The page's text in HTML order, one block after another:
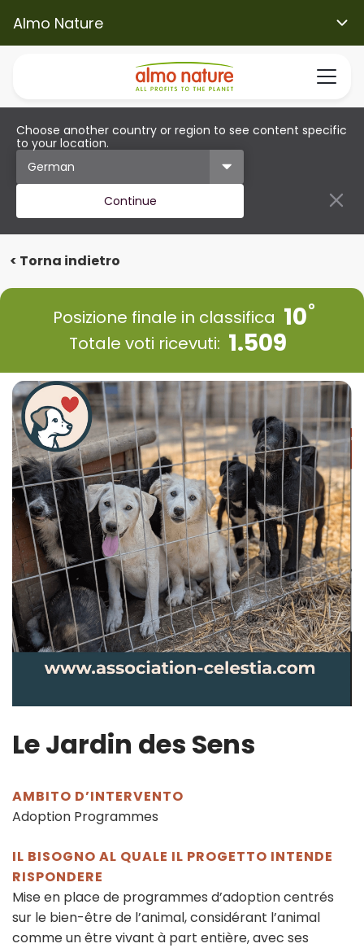
Almo Nature
Choose another country or region to see content specific
to your location.
Continue
< Torna indietro
Posizione finale in classifica 10
Totale voti ricevuti: 1.509
Le Jardin des Sens
AMBITO D’INTERVENTO
Adoption Programmes
IL BISOGNO AL QUALE IL PROGETTO INTENDE
RISPONDERE
Mise en place de programmes d’adoption centrés
sur le bien-être de l’animal, considérant l’animal
comme un être vivant à part entière, avec ses